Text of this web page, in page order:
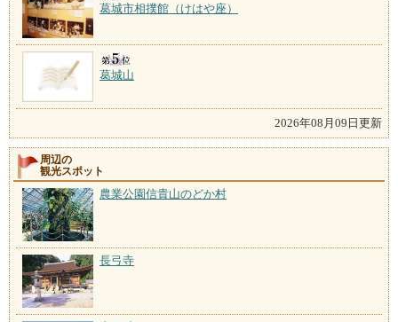
葛城市相撲館（けはや座）
葛城山
2026年08月09日更新
周辺の
観光スポット
農業公園信貴山のどか村
長弓寺